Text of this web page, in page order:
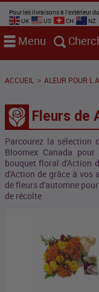
Pour les livraisons à l'extérieur
UK
US CH NZ
Menu
ACCUEIL > ALEUR POUR L
Fleurs de
Parcourez la sélection
Bloomex Canada
bouquet floral d'Action
d'Action de grâce à vos
de fleurs d'automne
de récolte